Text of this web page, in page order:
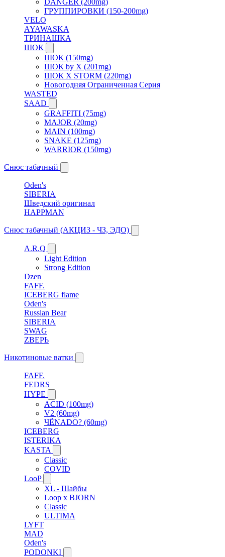
ГРУППИРОВКИ (150-200mg)
VELO
AYAWASKA
ТРИНАШКА
ШОК
ШОК (150mg)
ШОК by X (201mg)
ШОК X STORM (220mg)
Новогодняя Ограниченная Серия
WASTED
SAAD
GRAFFITI (75mg)
MAJOR (20mg)
MAIN (100mg)
SNAKE (125mg)
WARRIOR (150mg)
Снюс табачный
Oden's
SIBERIA
Шведский оригинал
HAPPMAN
Снюс табачный (АКЦИЗ - ЧЗ, ЭДО)
A.R.Q
Light Edition
Strong Edition
Dzen
FAFF.
ICEBERG flame
Oden's
Russian Bear
SIBERIA
SWAG
ZВЕРЬ
Никотиновые ватки
FAFF.
FEDRS
HYPE
ACID (100mg)
V2 (60mg)
ЧЁNADO? (60mg)
ICEBERG
ISTERIKA
KASTA
Classic
COVID
LooP
XL - Шайбы
Loop x BJORN
Classic
ULTIMA
LYFT
MAD
Oden's
PODONKI